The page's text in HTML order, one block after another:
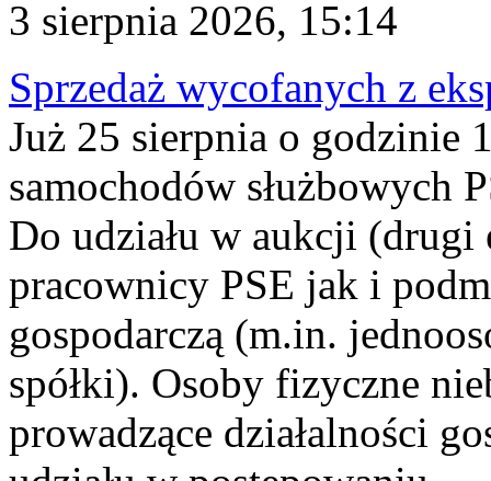
3 sierpnia 2026, 15:14
Sprzedaż wycofanych z
Już 25 sierpnia o godzinie
samochodów służbowych
Do udziału w aukcji (drugi
pracownicy PSE jak i
gospodarczą (m.in.
spółki). Osoby fizyczne
prowadzące działalności